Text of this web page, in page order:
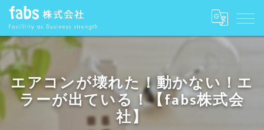
エアコンが壊れた！動かない！エ
ラーが出ている！【fabs株式会
社】